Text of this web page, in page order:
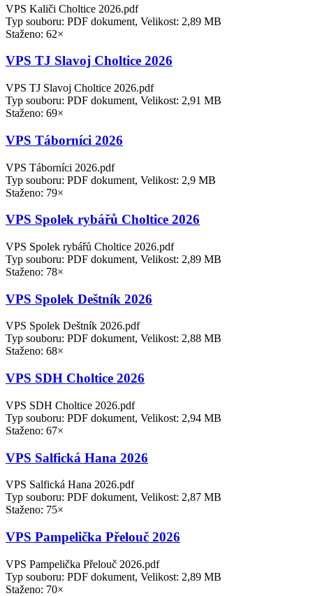
VPS Kaliči Choltice 2026.pdf
Typ souboru: PDF dokument, Velikost: 2,89 MB
Staženo: 62×
VPS TJ Slavoj Choltice 2026
VPS TJ Slavoj Choltice 2026.pdf
Typ souboru: PDF dokument, Velikost: 2,91 MB
Staženo: 69×
VPS Táborníci 2026
VPS Táborníci 2026.pdf
Typ souboru: PDF dokument, Velikost: 2,9 MB
Staženo: 79×
VPS Spolek rybářů Choltice 2026
VPS Spolek rybářů Choltice 2026.pdf
Typ souboru: PDF dokument, Velikost: 2,89 MB
Staženo: 78×
VPS Spolek Deštník 2026
VPS Spolek Deštník 2026.pdf
Typ souboru: PDF dokument, Velikost: 2,88 MB
Staženo: 68×
VPS SDH Choltice 2026
VPS SDH Choltice 2026.pdf
Typ souboru: PDF dokument, Velikost: 2,94 MB
Staženo: 67×
VPS Salfická Hana 2026
VPS Salfická Hana 2026.pdf
Typ souboru: PDF dokument, Velikost: 2,87 MB
Staženo: 75×
VPS Pampelička Přelouč 2026
VPS Pampelička Přelouč 2026.pdf
Typ souboru: PDF dokument, Velikost: 2,89 MB
Staženo: 70×